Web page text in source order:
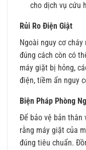
cho dịch vụ cứu
Rủi Ro Điện Giật
Ngoài nguy cơ
đúng cách còn có
máy giặt bị hỏng,
điện, tiềm ẩn nguy
Biện Pháp Phòng
Để bảo vệ bản thân
rằng máy giặt của
đúng tiêu chuẩn.